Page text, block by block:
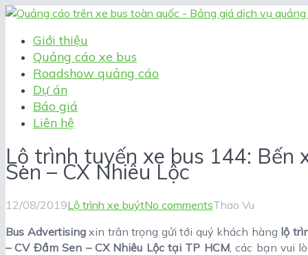
Giới thiệu
Quảng cáo xe bus
Roadshow quảng cáo
Dự án
Báo giá
Liên hệ
Lộ trình tuyến xe bus 144: Bến
Sen – CX Nhiêu Lộc
12/08/2019Lộ trình xe buýtNo commentsThao Vu
Bus Advertisingxin trân trọng gửi tới quý khách hàng lộ
– CV Đầm Sen – CX Nhiêu Lộc tại TP HCM, các bạn vui